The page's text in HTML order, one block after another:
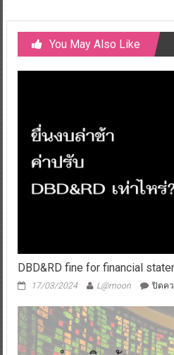
You May Also Like
DBD&RD fine for financial
17/03/2024 L@moon ปิดค